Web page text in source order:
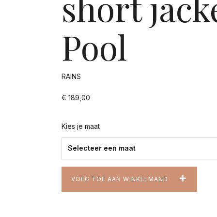
Pool
RAINS
€ 189,00
Kies je maat
VOEG TOE AAN WINKELMAND